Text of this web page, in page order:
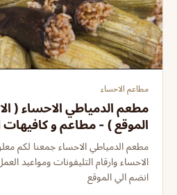
مطاعم الاحساء
مطعم الدمياطي الاحساء (
الموقع ) - مطاعم و كافيهات
مطعم الدمياطي الاحساء جمعنا لكم
الاحساء وارقام التليفونات ومواعيد
انضم الي الموقع